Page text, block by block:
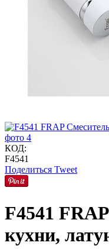
КОД:
F4541
Поделиться Tweet
F4541
кухни,